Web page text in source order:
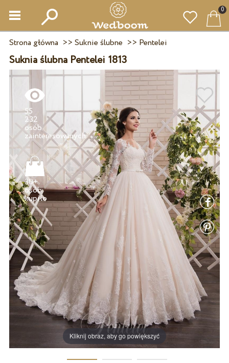
0
Strona główna >> Suknie ślubne >> Pentelei
Suknia ślubna Pentelei 1813
Kliknij obraz, aby go powiększyć
55
232
osób
zainteresowanych
30+
osób
kupiło